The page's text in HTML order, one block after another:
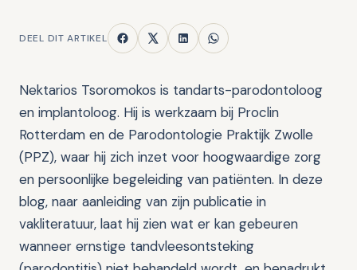
DEEL DIT ARTIKEL
Nektarios Tsoromokos is tandarts-parodontoloog
en implantoloog. Hij is werkzaam bij Proclin
Rotterdam en de Parodontologie Praktijk Zwolle
(PPZ), waar hij zich inzet voor hoogwaardige zorg
en persoonlijke begeleiding van patiënten. In deze
blog, naar aanleiding van zijn publicatie in
vakliteratuur, laat hij zien wat er kan gebeuren
wanneer ernstige tandvleesontsteking